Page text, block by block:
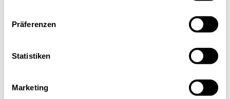
Präferenzen
Statistiken
Marketing
Collective Incubator Sommerfest